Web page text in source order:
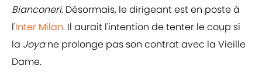
Bianconeri. Désormais, le dirigeant est en poste à
l'Inter Milan. Il aurait l'intention de tenter le coup si
la Joyane prolonge pas son contrat avec la Vieille
Dame.